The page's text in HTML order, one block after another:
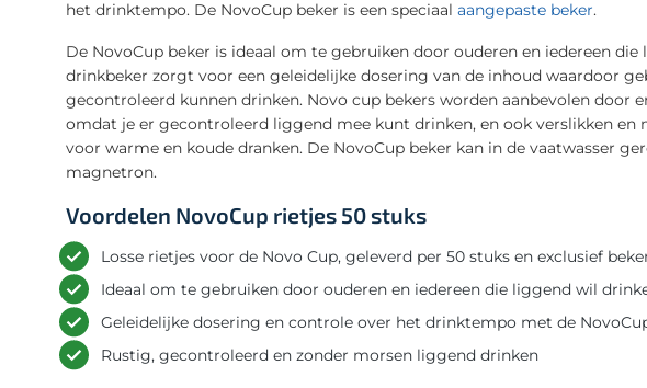
het drinktempo. De NovoCup beker is een speciaal aangepaste beker.
De NovoCup beker is ideaal om te gebruiken door ouderen en iedereen
drinkbeker zorgt voor een geleidelijke dosering van de inhoud waardoor
gecontroleerd kunnen drinken. Novo cup bekers worden aanbevolen door
omdat je er gecontroleerd liggend mee kunt drinken, en ook verslikken en
voor warme en koude dranken. De NovoCup beker kan in de vaatwasser
magnetron.
Voordelen NovoCup rietjes 50 stuks
Losse rietjes voor de Novo Cup, geleverd per 50 stuks en exclusief
Ideaal om te gebruiken door ouderen en iedereen die liggend wil
Geleidelijke dosering en controle over het drinktempo met de
Rustig, gecontroleerd en zonder morsen liggend drinken